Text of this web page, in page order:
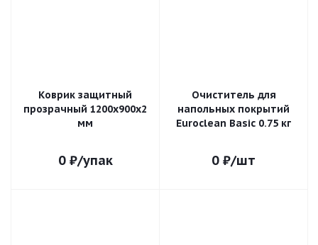
Коврик защитный
прозрачный 1200х900х2
мм
0₽/упак
Очиститель для
напольных покрытий
Euroclean Basic 0.75 кг
0 ₽/шт